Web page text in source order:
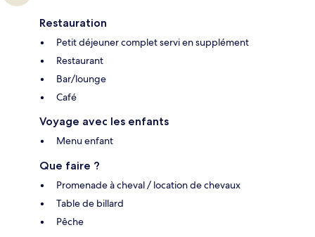
Restauration
Petit déjeuner complet servi en supplément
Restaurant
Bar/lounge
Café
Voyage avec les enfants
Menu enfant
Que faire ?
Promenade à cheval / location de chevaux
Table de billard
Pêche